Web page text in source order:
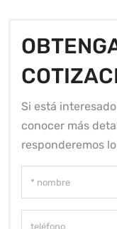
Si está
conocer más
responderemos